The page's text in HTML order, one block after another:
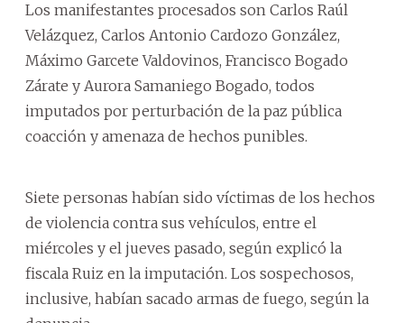
Los manifestantes procesados son Carlos Raúl
Velázquez, Carlos Antonio Cardozo González,
Máximo Garcete Valdovinos, Francisco Bogado
Zárate y Aurora Samaniego Bogado, todos
imputados por perturbación de la paz pública
coacción y amenaza de hechos punibles.
Siete personas habían sido víctimas de los hechos
de violencia contra sus vehículos, entre el
miércoles y el jueves pasado, según explicó la
fiscala Ruiz en la imputación. Los sospechosos,
inclusive, habían sacado armas de fuego, según la